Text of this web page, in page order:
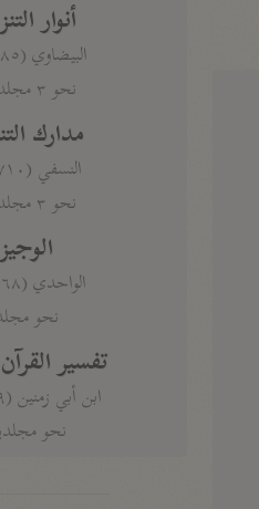
أنوار
البيضاوي (٦٨٥ هـ)
نحو ٣ مجلدات
مدارك
النسفي (٧١٠ هـ)
نحو ٣ مجلدات
الوجيز
الواحدي (٤٦٨ هـ)
نحو
تفسير
ابن أبي زمنين (٣٩٩ هـ)
نحو